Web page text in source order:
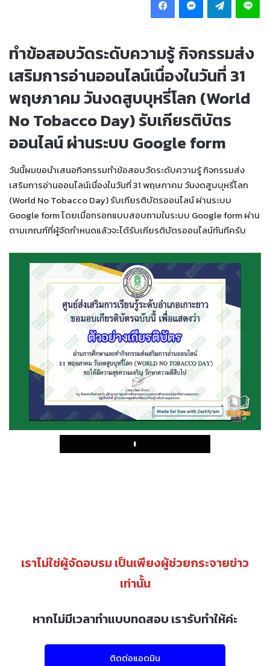
ทำข้อสอบวัดระดับความรู้ กิจกรรมส่ง
เสริมการอ่านออนไลน์เนื่องในวันที่ 31
พฤษภาคม วันงดสูบบุหรี่โลก (World
No Tobacco Day) รับเกียรติบัตร
ออนไลน์ ผ่านระบบ Google form
วันนี้ผมขอนำเสนอกิจกรรมทำข้อสอบวัดระดับความรู้ กิจกรรมส่ง
เสริมการอ่านออนไลน์เนื่องในวันที่ 31 พฤษภาคม วันงดสูบบุหรี่โลก
(World No Tobacco Day) รับเกียรติบัตรออนไลน์ ผ่านระบบ
Google form โดยเมื่อกรอกแบบสอบถามในระบบ Google form ผ่าน
ตามเกณฑ์ที่ผู้จัดกำหนดแล้วจะได้รับเกียรติบัตรออนไลน์ทันทีครับ
Play
เราไม่ใช่ผู้จัดอบรม เป็นเพียงผู้ช่วยกระจายข่าว
เท่านั้น
หากไม่มีเวลาทำแบบทดสอบ เรารับทำให้ค่ะ
ติดต่อแอดมิน